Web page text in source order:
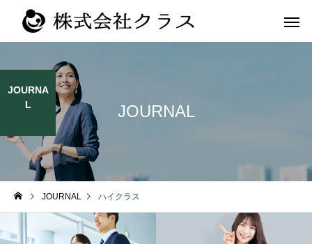
新卒
JOURNAL
JOURNA
L
JOURNAL ハイクラス